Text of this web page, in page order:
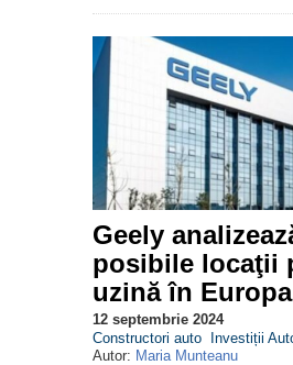
Geely
posibile locaţii
uzină în Europa
12 septembrie 2024
Constructori auto
Investiții
Autor: Maria Munteanu